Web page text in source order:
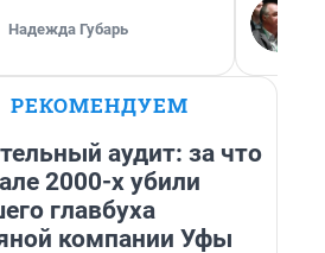
Надежда Губарь
РЕКОМЕНДУЕМ
аудит: за что
2000-х убили
главбуха
компании Уфы